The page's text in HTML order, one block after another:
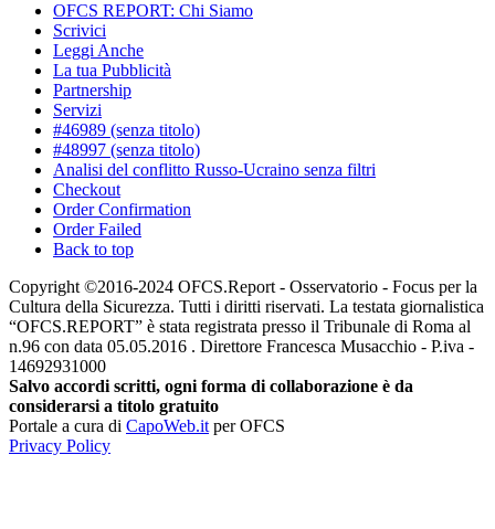
OFCS REPORT: Chi Siamo
Scrivici
Leggi Anche
La tua Pubblicità
Partnership
Servizi
#46989 (senza titolo)
#48997 (senza titolo)
Analisi del conflitto Russo-Ucraino senza filtri
Checkout
Order Confirmation
Order Failed
Back to top
Copyright ©2016-2024 OFCS.Report - Osservatorio - Focus per la
Cultura della Sicurezza. Tutti i diritti riservati. La testata giornalistica
“OFCS.REPORT” è stata registrata presso il Tribunale di Roma al
n.96 con data 05.05.2016 . Direttore Francesca Musacchio - P.iva -
14692931000
Salvo accordi scritti, ogni forma di collaborazione è da
considerarsi a titolo gratuito
Portale a cura di CapoWeb.it per OFCS
Privacy Policy